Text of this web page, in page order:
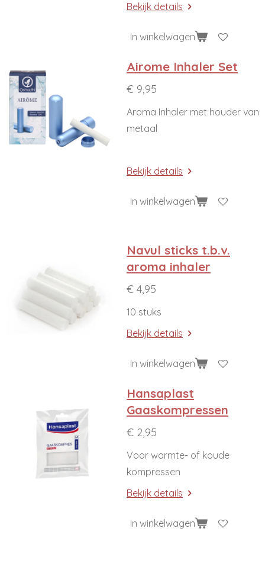
Bekijk details
In winkelwagen
Airome Inhaler Set
€ 9,95
Aroma Inhaler met houder van
metaal
Bekijk details
In winkelwagen
Navul sticks t.b.v.
aroma inhaler
€ 4,95
10 stuks
Bekijk details
In winkelwagen
Hansaplast
Gaaskompressen
€ 2,95
Voor warmte- of koude
kompressen
Bekijk details
In winkelwagen